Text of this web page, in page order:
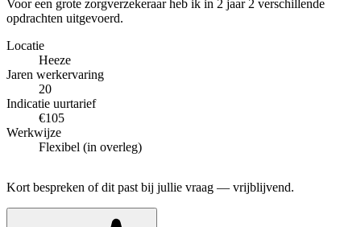
Voor een grote zorgverzekeraar heb ik in 2 jaar 2 verschillende
opdrachten uitgevoerd.
Locatie
Heeze
Jaren werkervaring
20
Indicatie uurtarief
€105
Werkwijze
Flexibel (in overleg)
Kort bespreken of dit past bij jullie vraag — vrijblijvend.